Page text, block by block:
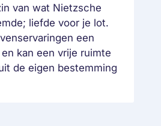
van wat Nietzsche
liefde voor je lot.
een
kan een vrije ruimte
de eigen bestemming